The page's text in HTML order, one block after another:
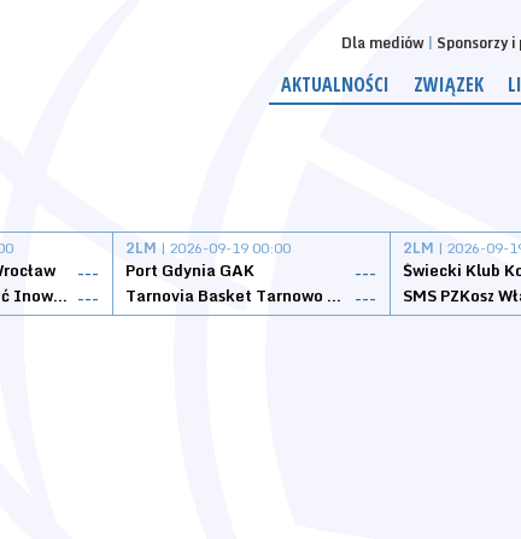
Dla mediów Sponsorzy
AKTUALNOŚCI ZWIĄZEK
---
KSK Qemetica Noteć Inowrocław ---
2LM | 2026-09-19 00:00
Port Gdynia GAK
---
Tarnovia Basket Tarnowo Podgórne ---
2LM | 2026-09-
Świecki Klub
SMS PZKosz